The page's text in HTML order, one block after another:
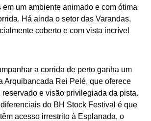
um ambiente animado e com ótima
Há ainda o setor das Varandas,
coberto e com vista incrível
a corrida de perto ganha um
Arquibancada Rei Pelé, que oferece
reservado e visão privilegiada da pista.
do BH Stock Festival é que
acesso irrestrito à Esplanada, o